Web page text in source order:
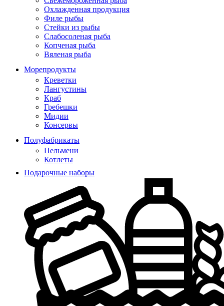
Охлажденная продукция
Филе рыбы
Стейки из рыбы
Слабосоленая рыба
Копченая рыба
Вяленая рыба
Морепродукты
Креветки
Лангустины
Краб
Гребешки
Мидии
Консервы
Полуфабрикаты
Пельмени
Котлеты
Подарочные наборы